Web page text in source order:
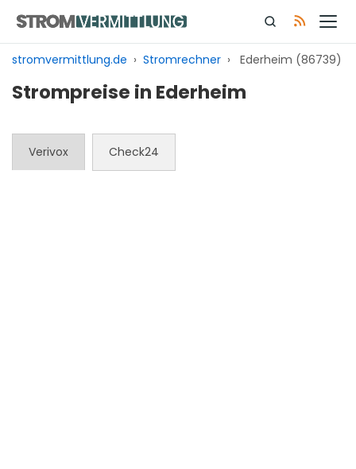
Inhalt
springen
stromvermittlung.de › Stromrechner › Ederheim (86739)
Strompreise in Ederheim
Verivox Check24